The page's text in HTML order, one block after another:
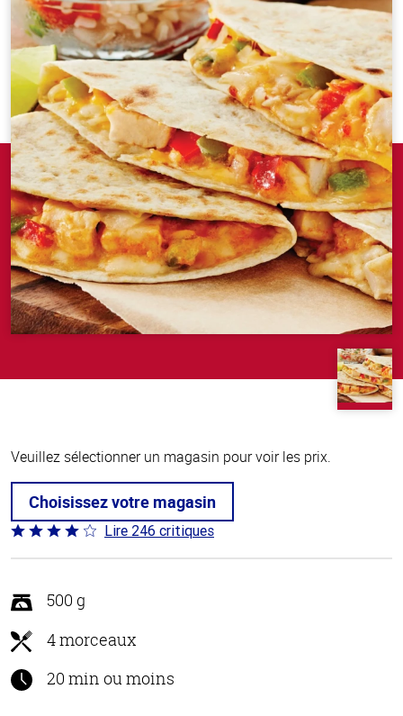
Veuillez sélectionner un magasin pour voir les prix.
Choisissez votre magasin
Coté
3.9 sur
Lire 246 critiques
500 g
4 morceaux
20 min ou moins